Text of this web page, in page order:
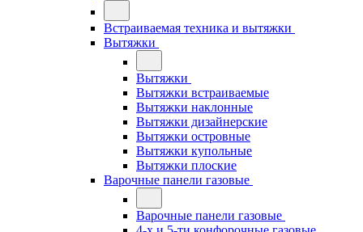
Встраиваемая техника и вытяжки
Вытяжки
Вытяжки
Вытяжки встраиваемые
Вытяжки наклонные
Вытяжки дизайнерские
Вытяжки островные
Вытяжки купольные
Вытяжки плоские
Варочные панели газовые
Варочные панели газовые